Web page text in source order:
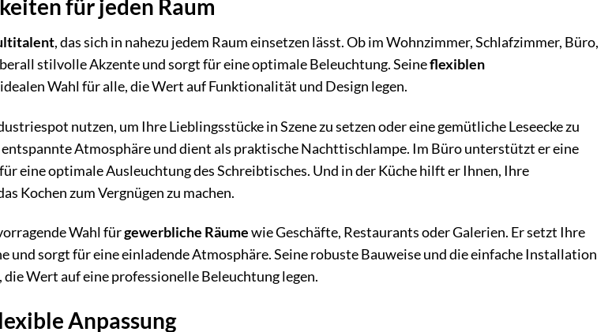
für jeden Raum
, das sich in nahezu jedem Raum einsetzen lässt. Ob im Wohnzimmer, Schlafzimmer, Büro,
stilvolle Akzente und sorgt für eine optimale Beleuchtung. Seineflexiblen
Wahl für alle, die Wert auf Funktionalität und Design legen.
nutzen, um Ihre Lieblingsstücke in Szene zu setzen oder eine gemütliche Leseecke zu
Atmosphäre und dient als praktische Nachttischlampe. Im Büro unterstützt er eine
eine optimale Ausleuchtung des Schreibtisches. Und in der Küche hilft er Ihnen, Ihre
Kochen zum Vergnügen zu machen.
Wahl fürgewerbliche Räumewie Geschäfte, Restaurants oder Galerien. Er setzt Ihre
und sorgt für eine einladende Atmosphäre. Seine robuste Bauweise und die einfache Installation
Wert auf eine professionelle Beleuchtung legen.
Anpassung